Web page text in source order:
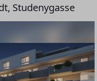
Studenygasse